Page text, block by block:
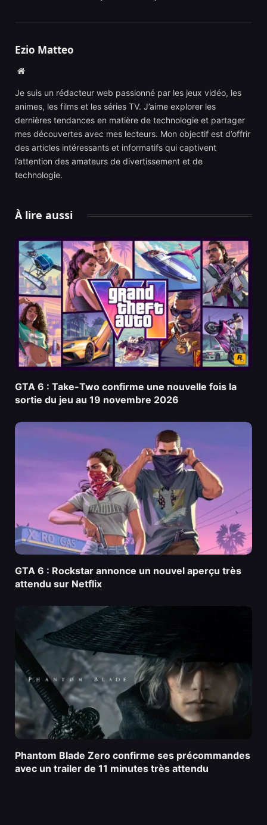
Ezio Matteo
Website
Je suis un rédacteur web passionné par les jeux vidéo, les
animes, les films et les séries TV. J’aime explorer les
dernières tendances en matière de technologie et partager
mes découvertes avec mes lecteurs. Mon objectif est d’offrir
des articles intéressants et informatifs qui captivent
l’attention des amateurs de divertissement et de
technologie.
À lire aussi
GTA 6 : Take-Two confirme une nouvelle fois la
sortie du jeu au 19 novembre 2026
GTA 6 : Rockstar annonce un nouvel aperçu très
attendu sur Netflix
Phantom Blade Zero confirme ses précommandes
avec un trailer de 11 minutes très attendu